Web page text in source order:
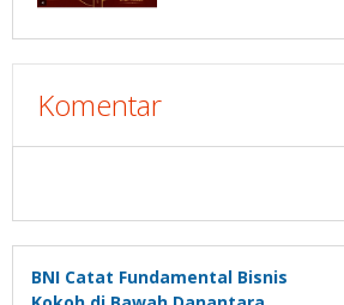
Komentar
BNI Catat Fundamental Bisnis